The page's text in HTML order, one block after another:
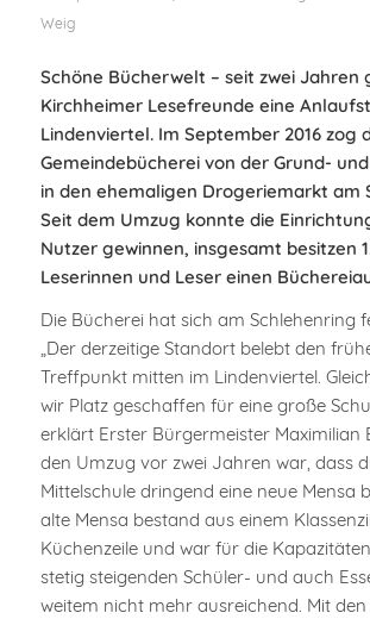
Weig
Schöne Bücherwelt – seit zwei Jahren
Kirchheimer Lesefreunde eine
Lindenviertel. Im September 2016 zog
Gemeindebücherei von der Grund-
in den ehemaligen Drogeriemarkt am
Seit dem Umzug konnte die
Nutzer gewinnen, insgesamt besitzen
Leserinnen und Leser einen
Die Bücherei hat sich am Schlehenring
„Der derzeitige Standort belebt den
Treffpunkt mitten im Lindenviertel.
wir Platz geschaffen für eine große
erklärt Erster Bürgermeister Maximilian
den Umzug vor zwei Jahren war, dass
Mittelschule dringend eine neue Mensa
alte Mensa bestand aus einem
Küchenzeile und war für die
stetig steigenden Schüler- und auch
weitem nicht mehr ausreichend. Mit